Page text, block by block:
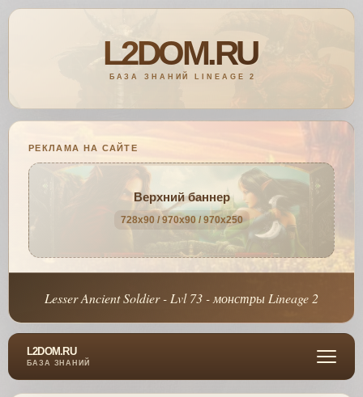
РЕКЛАМА НА САЙТЕ
Верхний баннер
728x90 / 970x90 / 970x250
Lesser Ancient Soldier - Lvl 73 - монстры Lineage 2
L2DOM.RU
БАЗА ЗНАНИЙ